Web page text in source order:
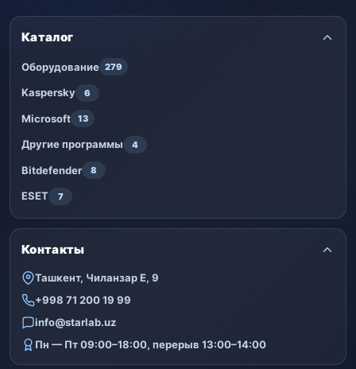
Каталог
Оборудование 279
Kaspersky 6
Microsoft 13
Другие программы 4
Bitdefender 8
ESET 7
Контакты
Ташкент, Чиланзар Е, 9
+998 71 200 19 99
info@starlab.uz
Пн — Пт 09:00–18:00, перерыв 13:00–14:00